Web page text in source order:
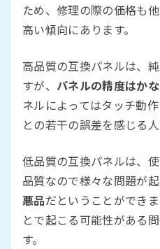
ため、修理の際の価格も
高い傾向にあります。
高品質の互換パネルは、
すが、 パネルの精度はか
ネルによってはタッチ動
との若干の誤差を感じる
低品質の互換パネルは、
品質なので様々な問題が
悪品だということができ
とで起こる可能性がある
す。